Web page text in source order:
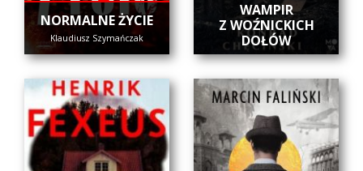
NORMALNE ŻYCIE
Klaudiusz Szymańczak
WAMPIR
Z WOŹNICKICH
DOŁÓW